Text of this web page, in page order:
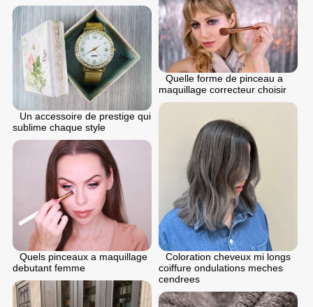
Quelle forme de pinceau a
maquillage correcteur choisir
Un accessoire de prestige qui
sublime chaque style
Coloration cheveux mi longs
coiffure ondulations meches
cendrees
Quels pinceaux a maquillage
debutant femme